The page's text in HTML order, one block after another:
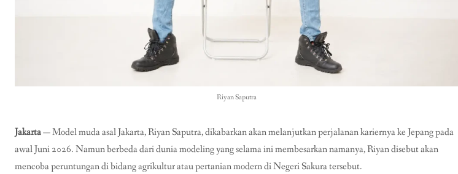
Riyan Saputra
Jakarta— Model muda asal Jakarta,Riyan Saputra, dikabarkan akan melanjutkan perjalanan kariernya ke Jepang pada
awal Juni 2026. Namun berbeda dari dunia modeling yang selama ini membesarkan namanya, Riyan disebut akan
mencoba peruntungan di bidang agrikultur atau pertanian modern di Negeri Sakura tersebut.